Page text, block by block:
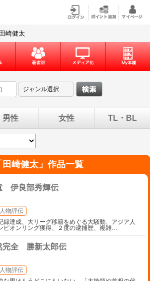
田崎健太
男性 女性 TL・BL
田崎健太」作品一覧
伊良部秀輝伝
人物評伝
録達成、大リーグ移籍をめぐる大騒動、アジア人
ピオンリング獲得、２度の逮捕歴、複雑…
完全 勝新太郎伝
人物評伝